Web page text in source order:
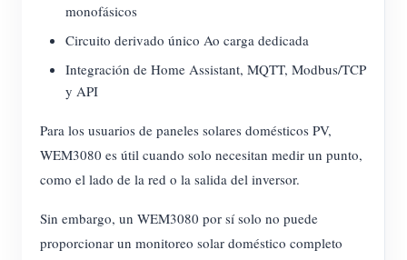
monofásicos
Circuito derivado único Ao carga dedicada
Integración de Home Assistant, MQTT, Modbus/TCP
y API
Para los usuarios de paneles solares domésticos PV,
WEM3080 es útil cuando solo necesitan medir un punto,
como el lado de la red o la salida del inversor.
Sin embargo, un WEM3080 por sí solo no puede
proporcionar un monitoreo solar doméstico completo